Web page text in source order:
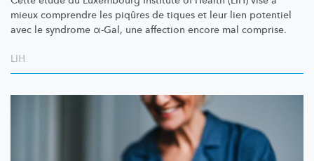
mieux comprendre les piqûres de tiques et leur lien potentiel
avec le syndrome α-Gal, une affection encore mal comprise.
LIH